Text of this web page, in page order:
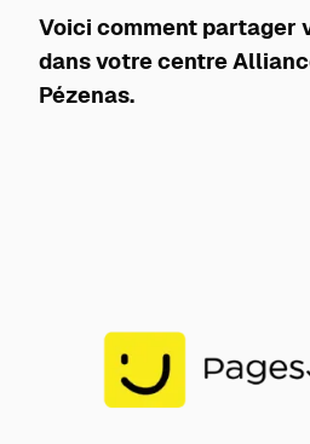
Voici comment partager
dans votre centre
Pézenas.